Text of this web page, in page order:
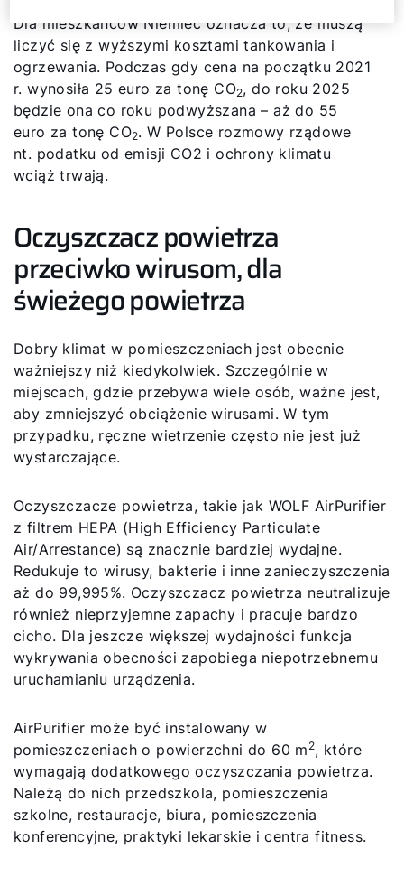
Dla mieszkańców Niemiec oznacza to, że muszą
liczyć się z wyższymi kosztami tankowania i
ogrzewania. Podczas gdy cena na początku 2021
r. wynosiła 25 euro za tonę CO2, do roku 2025
będzie ona co roku podwyższana – aż do 55
euro za tonę CO2. W Polsce rozmowy rządowe
nt. podatku od emisji CO2 i ochrony klimatu
wciąż trwają.
Oczyszczacz powietrza
przeciwko wirusom, dla
świeżego powietrza
Dobry klimat w pomieszczeniach jest obecnie
ważniejszy niż kiedykolwiek. Szczególnie w
miejscach, gdzie przebywa wiele osób, ważne jest,
aby zmniejszyć obciążenie wirusami. W tym
przypadku, ręczne wietrzenie często nie jest już
wystarczające.
Oczyszczacze powietrza, takie jak WOLF AirPurifier
z filtrem HEPA (High Efficiency Particulate
Air/Arrestance) są znacznie bardziej wydajne.
Redukuje to wirusy, bakterie i inne zanieczyszczenia
aż do 99,995%. Oczyszczacz powietrza neutralizuje
również nieprzyjemne zapachy i pracuje bardzo
cicho. Dla jeszcze większej wydajności funkcja
wykrywania obecności zapobiega niepotrzebnemu
uruchamianiu urządzenia.
AirPurifier może być instalowany w
pomieszczeniach o powierzchni do 60 m 2, które
wymagają dodatkowego oczyszczania powietrza.
Należą do nich przedszkola, pomieszczenia
szkolne, restauracje, biura, pomieszczenia
konferencyjne, praktyki lekarskie i centra fitness.